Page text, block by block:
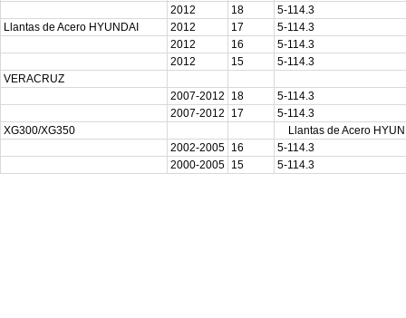
2012
18
5-114.3
Llantas de Acero HYUNDAI
2012 17
5-114.3
2012
16
5-114.3
2012
15
5-114.3
VERACRUZ
2007-2012
18
5-114.3
2007-2012
17
5-114.3
XG300/XG350
Llantas de Acero
2002-2005 16
5-114.3
2000-2005 15 5-114.3